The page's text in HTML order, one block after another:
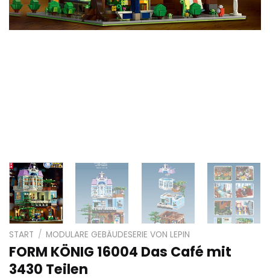
START / MODULARE GEBÄUDESERIE VON LEPIN
FORM KÖNIG 16004 Das Café mit
3430 Teilen